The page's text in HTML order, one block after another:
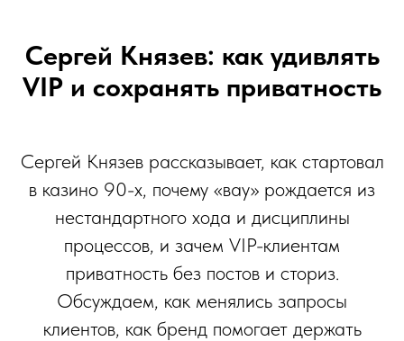
Сергей Князев: как удивлять
VIP и сохранять приватность
Сергей Князев рассказывает, как стартовал
в казино 90-х, почему «вау» рождается из
нестандартного хода и дисциплины
процессов, и зачем VIP-клиентам
приватность без постов и сториз.
Обсуждаем, как менялись запросы
клиентов, как бренд помогает держать